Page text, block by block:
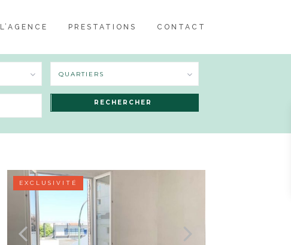
L’AGENCE PRESTATIONS CONTACT
QUARTIERS
EXCLUSIVITÉ